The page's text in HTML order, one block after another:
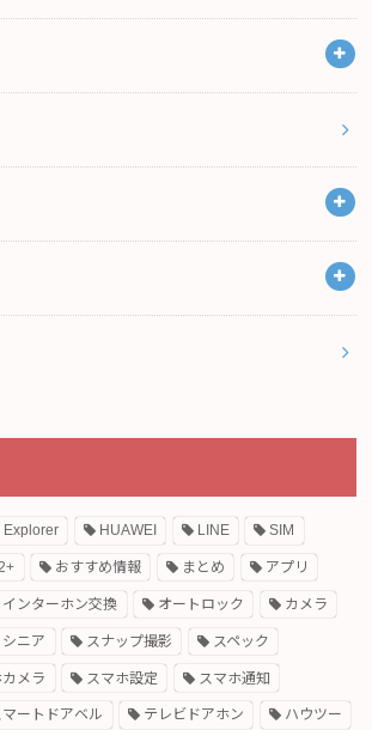
Explorer HUAWEI LINE SIM
おすすめ情報 まとめ アプリ
インターホン交換 オートロック カメラ
シニア スナップ撮影 スペック
メラ スマホ設定 スマホ通知
マートドアベル テレビドアホン ハウツー